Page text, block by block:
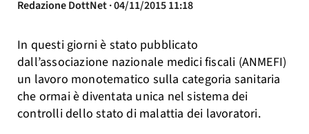
Redazione DottNet · 04/11/2015 11:18
In questi giorni è stato pubblicato
dall’associazione nazionale medici fiscali (ANMEFI)
un lavoro monotematico sulla categoria sanitaria
che ormai è diventata unica nel sistema dei
controlli dello stato di malattia dei lavoratori.